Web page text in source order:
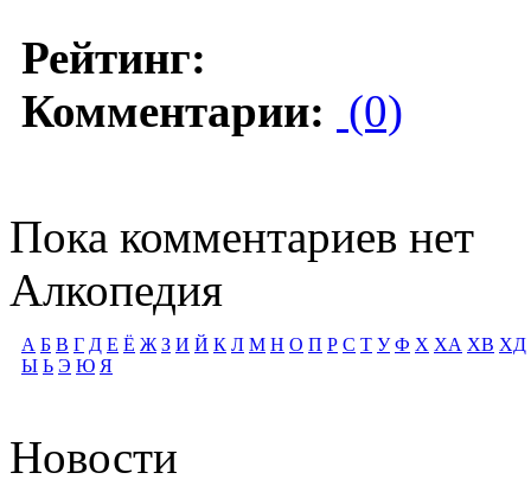
Рейтинг:
Комментарии: (0)
Пока комментариев нет
Алкопедия
А Б В Г Д Е Ё Ж З И Й К Л М Н О П Р С Т У Ф Х ХА ХВ ХД
Ы Ь Э Ю Я
Новости